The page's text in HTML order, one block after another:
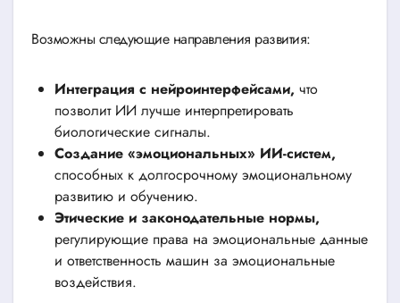
Возможны следующие направления развития:
Интеграция с нейроинтерфейсами, что
позволит ИИ лучше интерпретировать
биологические сигналы.
Создание «эмоциональных» ИИ-систем,
способных к долгосрочному эмоциональному
развитию и обучению.
Этические и законодательные нормы,
регулирующие права на эмоциональные данные
и ответственность машин за эмоциональные
воздействия.